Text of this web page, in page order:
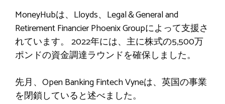
MoneyHubは、Lloyds、Legal＆General and
Retirement Financier Phoenix Groupによって支援さ
れています。 2022年には、主に株式の5,500万
ポンドの資金調達ラウンドを確保しました。
先月、Open Banking Fintech Vyneは、英国の事業
を閉鎖していると述べました。